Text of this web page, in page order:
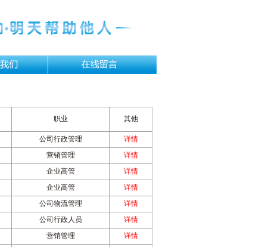
职业 其他
公司行政管理
详情
营销管理
详情
企业高管
详情
企业高管
详情
公司物流管理
详情
公司行政人员
详情
营销管理
详情